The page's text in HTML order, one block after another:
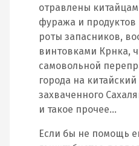
отравлены
фуража и продуктов
роты запасников,
винтовками Крнка,
самовольной
города на
захваченного
и такое прочее…
Если бы не помощь